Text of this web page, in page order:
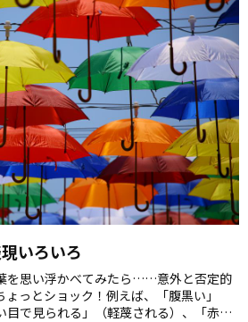
いろいろ
を思い浮かべてみたら……意外と否定的
っとショック！例えば、「腹黒い」
目で見られる」（軽蔑される）、「赤